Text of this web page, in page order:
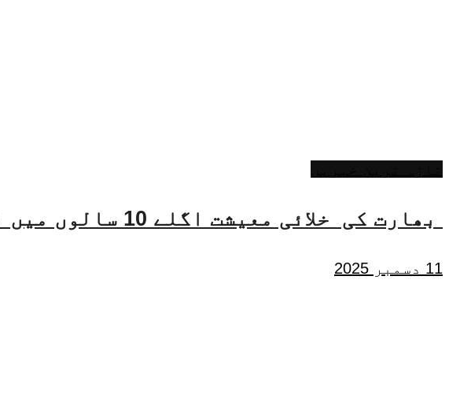
بھارت کی خلائی معیشت اگلے 10 سالوں میں 45 بلین ڈالر تک بڑھنے کی توقع ہے۔ جتیندر سنگھ
11 دسمبر 2025